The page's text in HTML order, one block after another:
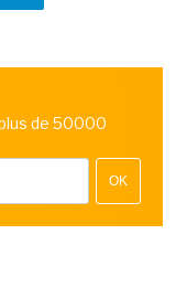
de 50000
OK